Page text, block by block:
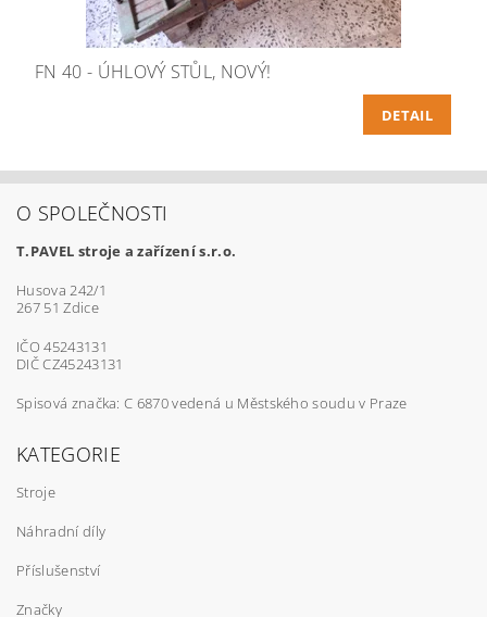
FN 40 - ÚHLOVÝ STŮL, NOVÝ!
DETAIL
O SPOLEČNOSTI
T.PAVEL stroje a zařízení s.r.o.
Husova 242/1
267 51 Zdice
IČO 45243131
DIČ CZ45243131
Spisová značka: C 6870 vedená u Městského soudu v Praze
KATEGORIE
Stroje
Náhradní díly
Příslušenství
Značky